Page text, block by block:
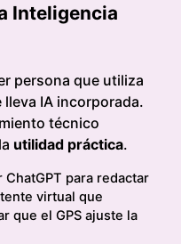
Inteligencia
persona que utiliza
IA incorporada.
técnico
utilidad práctica.
ChatGPT para redactar
virtual que
que el GPS ajuste la